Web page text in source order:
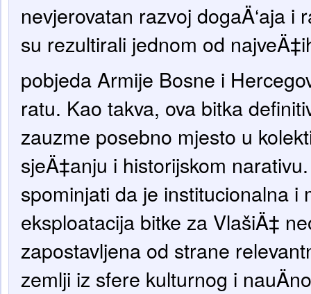
nevjerovatan razvoj dogaÄ‘aja i
su rezultirali jednom od
pobjeda Armije Bosne i
ratu. Kao takva, ova bitka
zauzme posebno mjesto u
sjeÄ‡anju i historijskom
spominjati da je institucionalna i
eksploatacija bitke za VlašiÄ‡
zapostavljena od strane
zemlji iz sfere kulturnog i